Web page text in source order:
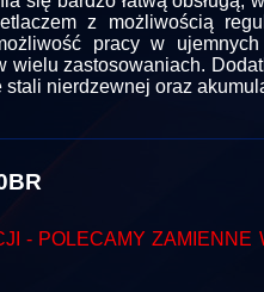
z możliwością
pracy w ujemnych
wielu zastosowaniach.
nierdzewnej oraz
- POLECAMY ZAMIENNE